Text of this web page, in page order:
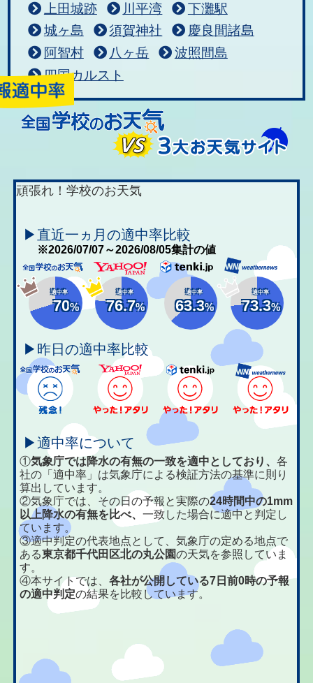
上田城跡
川平湾
下灘駅
城ヶ島
須賀神社
慶良間諸島
阿智村
八ヶ岳
波照間島
四国カルスト
頑張れ！学校のお天気
▶直近一ヵ月の適中率比較
※2026/07/07～2026/08/05集計の値
適中率
70%
適中率
76.7%
適中率
63.3%
適中率
73.3%
▶昨日の適中率比較
▶適中率について
①気象庁では降水の有無の一致を適中としており、各
社の「適中率」は気象庁による検証方法の基準に則り
算出しています。
②気象庁では、その日の予報と実際の24時間中の1mm
以上降水の有無を比べ、一致した場合に適中と判定し
ています。
③適中判定の代表地点として、気象庁の定める地点で
ある東京都千代田区北の丸公園の天気を参照していま
す。
④本サイトでは、各社が公開している7日前0時の予報
の適中判定の結果を比較しています。